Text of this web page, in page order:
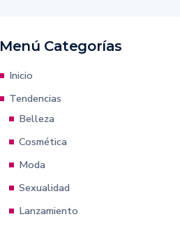
Menú Categorías
Inicio
Tendencias
Belleza
Cosmética
Moda
Sexualidad
Lanzamiento